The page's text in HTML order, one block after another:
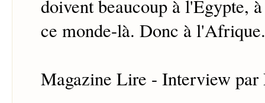
doivent beaucoup à l'Égypte,
ce monde-là. Donc à l'Afrique.
Magazine Lire - Interview par